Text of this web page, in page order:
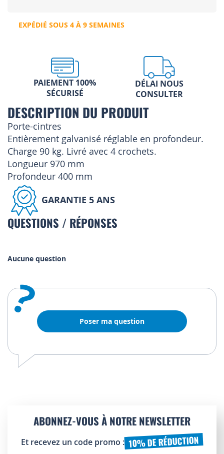
EXPÉDIÉ SOUS 4 À 9 SEMAINES
PAIEMENT 100%
SÉCURISÉ
DÉLAI NOUS
CONSULTER
DESCRIPTION DU PRODUIT
Porte-cintres
Entièrement galvanisé réglable en profondeur.
Charge 90 kg. Livré avec 4 crochets.
Longueur 970 mm
Profondeur 400 mm
GARANTIE 5 ANS
QUESTIONS / RÉPONSES
Aucune question
? Poser ma question
ABONNEZ-VOUS À NOTRE NEWSLETTER
Et recevez un code promo : 10% DE RÉDUCTION